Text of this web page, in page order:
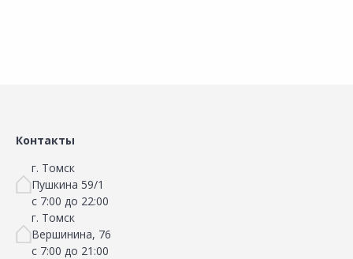
Контакты
г. Томск
Пушкина 59/1
с 7:00 до 22:00
г. Томск
Вершинина, 76
с 7:00 до 21:00